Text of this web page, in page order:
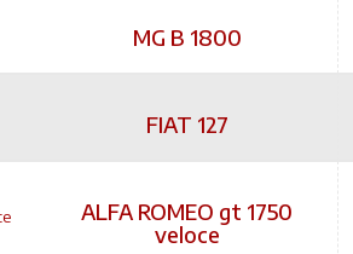
MG B 1800
FIAT 127
ALFA ROMEO gt 1750
veloce